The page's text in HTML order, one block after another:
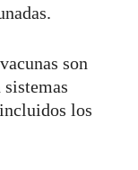
son
los